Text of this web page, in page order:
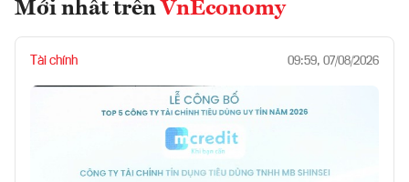
Mới nhất trên VnEconomy
Tài chính 09:59, 07/08/2026